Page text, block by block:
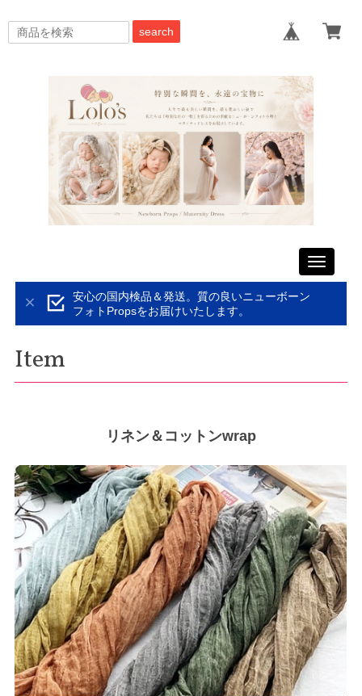
search
Toggle
安心の国内検品＆発送。質の良いニューボーン
フォトPropsをお届けいたします。
Item
リネン＆コットンwrap